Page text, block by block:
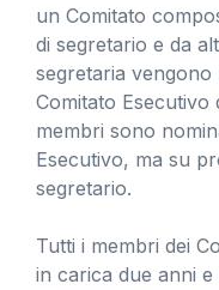
un Comitato
di segretario e da
segretaria
Comitato Esecutivo
membri sono
Esecutivo, ma su
segretario.
Tutti i membri dei
in carica due anni